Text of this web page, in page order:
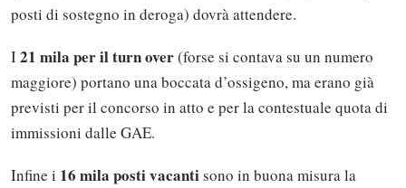
posti di sostegno in deroga) dovrà attendere.
I21 mila per il turn over(forse si contava su un numero
maggiore) portano una boccata d’ossigeno, ma erano già
previsti per il concorso in atto e per la contestuale quota di
immissioni dalle GAE.
Infine i 16 mila posti vacantisono in buona misura la